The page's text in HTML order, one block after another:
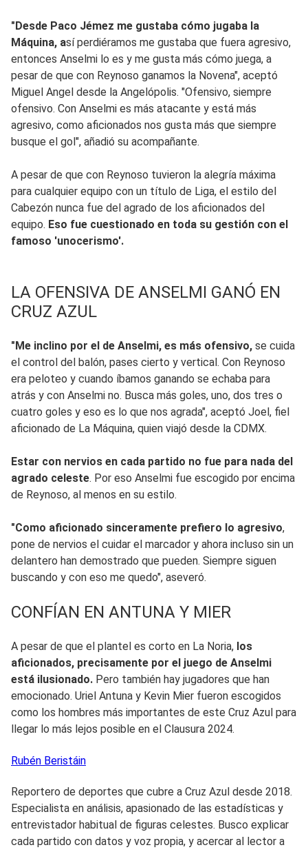
"Desde Paco Jémez me gustaba cómo jugaba la
Máquina, así perdiéramos me gustaba que fuera agresivo,
entonces Anselmi lo es y me gusta más cómo juega, a
pesar de que con Reynoso ganamos la Novena", aceptó
Miguel Angel desde la Angelópolis. "Ofensivo, siempre
ofensivo. Con Anselmi es más atacante y está más
agresivo, como aficionados nos gusta más que siempre
busque el gol", añadió su acompañante.
A pesar de que con Reynoso tuvieron la alegría máxima
para cualquier equipo con un título de Liga, el estilo del
Cabezón nunca fue del agrado de los aficionados del
equipo. Eso fue cuestionado en toda su gestión con el
famoso 'unocerismo'.
LA OFENSIVA DE ANSELMI GANÓ EN
CRUZ AZUL
"Me inclino por el de Anselmi, es más ofensivo, se cuida
el control del balón, pases cierto y vertical. Con Reynoso
era peloteo y cuando íbamos ganando se echaba para
atrás y con Anselmi no. Busca más goles, uno, dos tres o
cuatro goles y eso es lo que nos agrada", aceptó Joel, fiel
aficionado de La Máquina, quien viajó desde la CDMX.
Estar con nervios en cada partido no fue para nada del
agrado celeste. Por eso Anselmi fue escogido por encima
de Reynoso, al menos en su estilo.
"Como aficionado sinceramente prefiero lo agresivo,
pone de nervios el cuidar el marcador y ahora incluso sin un
delantero han demostrado que pueden. Siempre siguen
buscando y con eso me quedo", aseveró.
CONFÍAN EN ANTUNA Y MIER
A pesar de que el plantel es corto en La Noria, los
aficionados, precisamente por el juego de Anselmi
está ilusionado. Pero también hay jugadores que han
emocionado. Uriel Antuna y Kevin Mier fueron escogidos
como los hombres más importantes de este Cruz Azul para
llegar lo más lejos posible en el Clausura 2024.
Rubén Beristáin
Reportero de deportes que cubre a Cruz Azul desde 2018.
Especialista en análisis, apasionado de las estadísticas y
entrevistador habitual de figuras celestes. Busco explicar
cada partido con datos y voz propia, y acercar al lector a